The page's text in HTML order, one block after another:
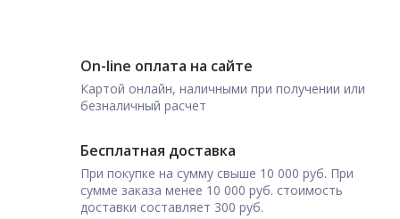
On-line оплата на сайте
Картой онлайн, наличными при получении или
безналичный расчет
Бесплатная доставка
При покупке на сумму свыше 10 000 руб. При
сумме заказа менее 10 000 руб. стоимость
доставки составляет 300 руб.